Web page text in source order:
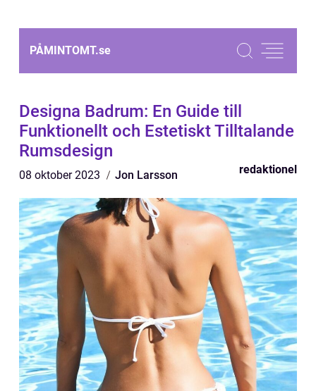
PÅMINTOMT.se
Designa Badrum: En Guide till
Funktionellt och Estetiskt Tilltalande
Rumsdesign
08 oktober 2023 Jon Larsson redaktionel